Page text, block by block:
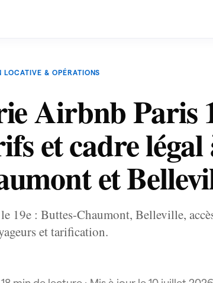
LOCATIVE & OPÉRATIONS
Airbnb Paris
et cadre légal
et
19e : Buttes-Chaumont, Belleville,
et tarification.